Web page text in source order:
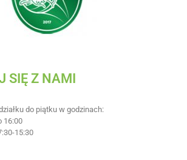
SIĘ Z NAMI
do piątku w godzinach:
16:00
15:30